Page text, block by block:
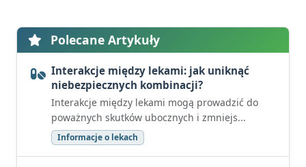
Polecane Artykuły
Interakcje między lekami: jak uniknąć
niebezpiecznych kombinacji?
Interakcje między lekami mogą prowadzić do
poważnych skutków ubocznych i zmniejs...
Informacje o lekach